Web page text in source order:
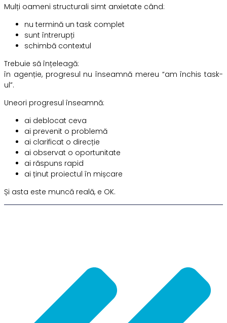
Mulți oameni structurali simt anxietate când:
nu termină un task complet
sunt întrerupți
schimbă contextul
Trebuie să înțeleagă:
în agenție, progresul nu înseamnă mereu “am închis task-
ul”.
Uneori progresul înseamnă:
ai deblocat ceva
ai prevenit o problemă
ai clarificat o direcție
ai observat o oportunitate
ai răspuns rapid
ai ținut proiectul în mișcare
Și asta este muncă reală, e OK.